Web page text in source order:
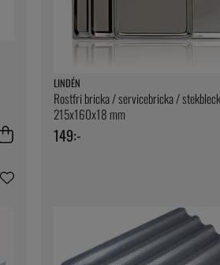
LINDÉN
Rostfri bricka / servicebricka /
215x160x18 mm
149:-